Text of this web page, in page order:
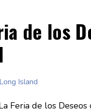
de los
Island